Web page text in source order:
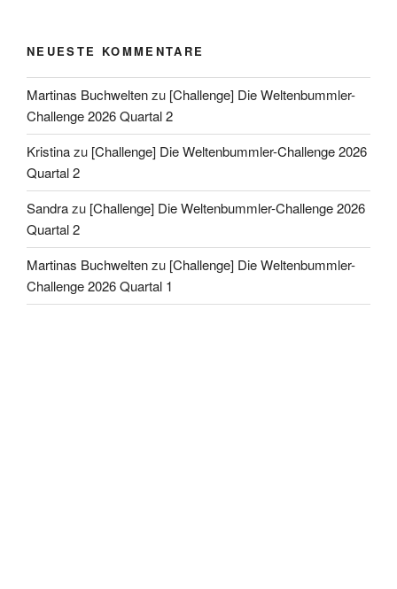
NEUESTE KOMMENTARE
Martinas Buchweltenzu [Challenge] Die Weltenbummler-
Challenge 2026 Quartal 2
Kristinazu [Challenge] Die Weltenbummler-Challenge 2026
Quartal 2
Sandrazu [Challenge] Die Weltenbummler-Challenge 2026
Quartal 2
Martinas Buchweltenzu [Challenge] Die Weltenbummler-
Challenge 2026 Quartal 1